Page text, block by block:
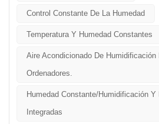
ambientales adecuadas. Un aspecto
humedad, y ahí es donde Serie CHS
soluciones de aire acondicionado de
generación. La humedad, la cantidad
centro de datos. Demasiada
corrosión y condensación,
Control Constante De La Humedad
Temperatura Y Humedad Constantes
Aire Acondicionado De Humidificación
Ordenadores.
Humedad Constante/Humidificación
Integradas